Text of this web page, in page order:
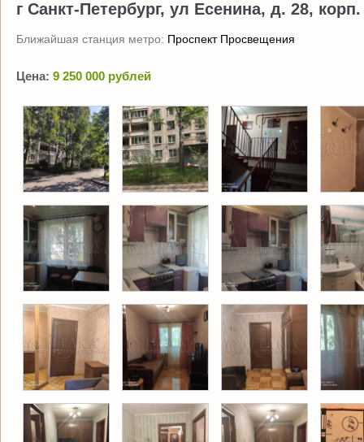
г Санкт-Петербург, ул Есенина, д. 28, корп.
Ближайшая станция метро: Проспект Просвещения
Цена: 9 250 000 рублей